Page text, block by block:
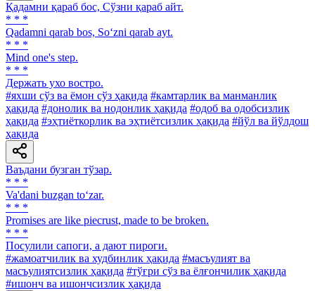
Қадамни қараб бос, Сўзни қараб айт.
* * *
Qadamni qarab bos, So‘zni qarab ayt.
* * *
Mind one's step.
* * *
Держать ухо востро.
#яхши сўз ва ёмон сўз ҳақида #камтарлик ва манманлик
ҳақида #донолик ва нодонлик ҳақида #одоб ва одобсизлик
ҳақида #эҳтиёткорлик ва эҳтиётсизлик ҳақида #йўл ва йўлдош
ҳақида
Ваъдани бузган тўзар.
* * *
Va'dani buzgan to‘zar.
* * *
Promises are like piecrust, made to be broken.
* * *
Посулили сапоги, а дают пироги.
#жамоатчилик ва худбинлик ҳақида #масъулият ва
масъулиятсизлик ҳақида #тўғри сўз ва ёлғончилик ҳақида
#ишонч ва ишончсизлик ҳақида